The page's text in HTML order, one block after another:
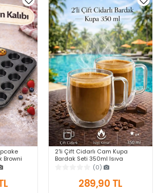
Browni
Muffin
2'li Çift Cidarlı Cam Kupa
Bardak Seti 350ml Isıya
Dayanıklı Espresso Sunum
Kulplu Kahve Bardağı
(0)
289,90 TL